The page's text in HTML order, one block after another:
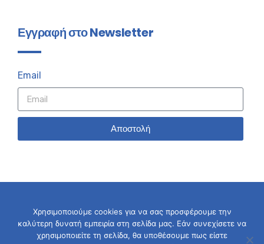
Εγγραφή στο Newsletter
Email
Αποστολή
© 2026 Σταύρος Καλαφάτης
Χρησιμοποιούμε cookies για να σας προσφέρουμε την
καλύτερη δυνατή εμπειρία στη σελίδα μας. Εάν συνεχίσετε να
χρησιμοποιείτε τη σελίδα, θα υποθέσουμε πως είστε